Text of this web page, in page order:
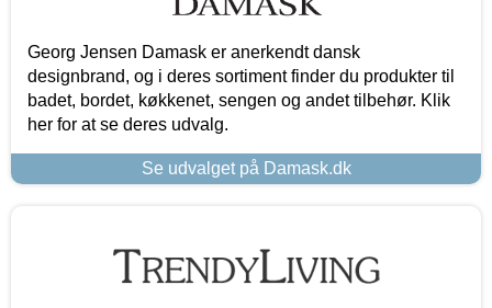
Georg Jensen Damask er anerkendt dansk
designbrand, og i deres sortiment finder du produkter til
badet, bordet, køkkenet, sengen og andet tilbehør. Klik
her for at se deres udvalg.
Se udvalget på Damask.dk